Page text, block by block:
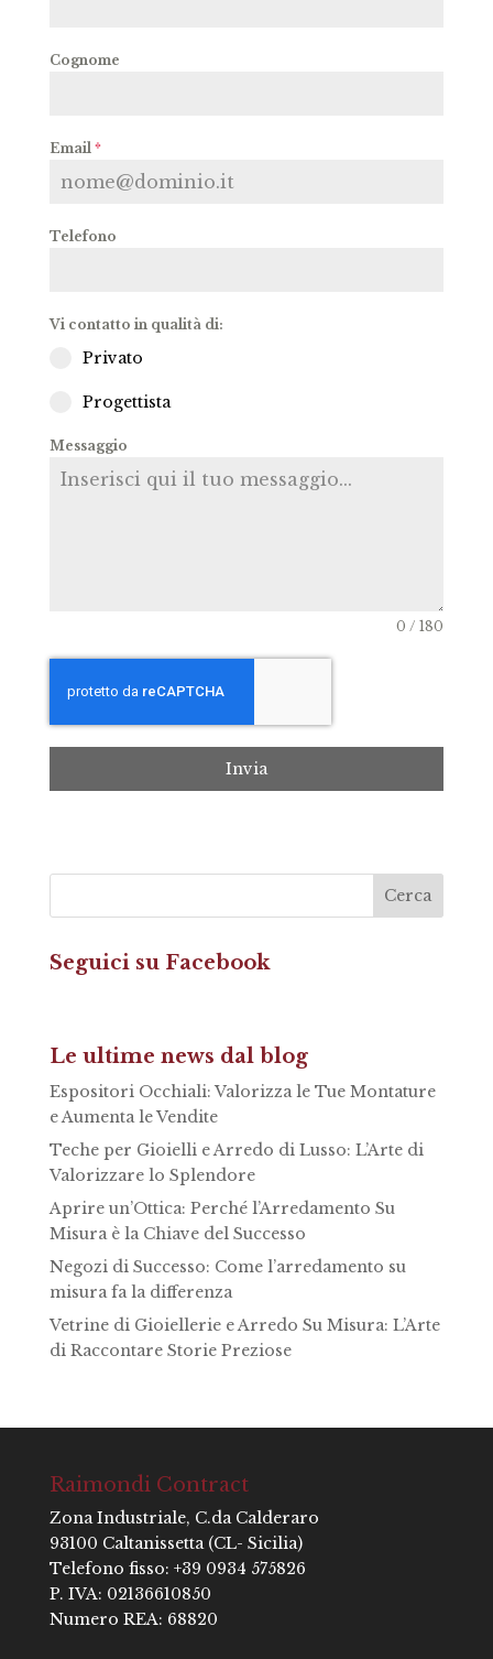
Cognome
Email *
Telefono
Vi contatto in qualità di:
Privato
Progettista
Messaggio
0 / 180
Invia
Seguici su Facebook
Le ultime news dal blog
Espositori Occhiali: Valorizza le Tue Montature
e Aumenta le Vendite
Teche per Gioielli e Arredo di Lusso: L’Arte di
Valorizzare lo Splendore
Aprire un’Ottica: Perché l’Arredamento Su
Misura è la Chiave del Successo
Negozi di Successo: Come l’arredamento su
misura fa la differenza
Vetrine di Gioiellerie e Arredo Su Misura: L’Arte
di Raccontare Storie Preziose
Raimondi Contract
Zona Industriale, C.da Calderaro
93100 Caltanissetta (CL- Sicilia)
Telefono fisso: +39 0934 575826
P. IVA: 02136610850
Numero REA: 68820